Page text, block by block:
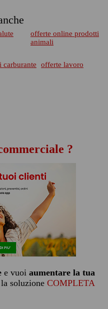
offerte online prodotti
animali
carburante
offerte lavoro
?
e vuoi aumentare la tua
soluzione COMPLETA